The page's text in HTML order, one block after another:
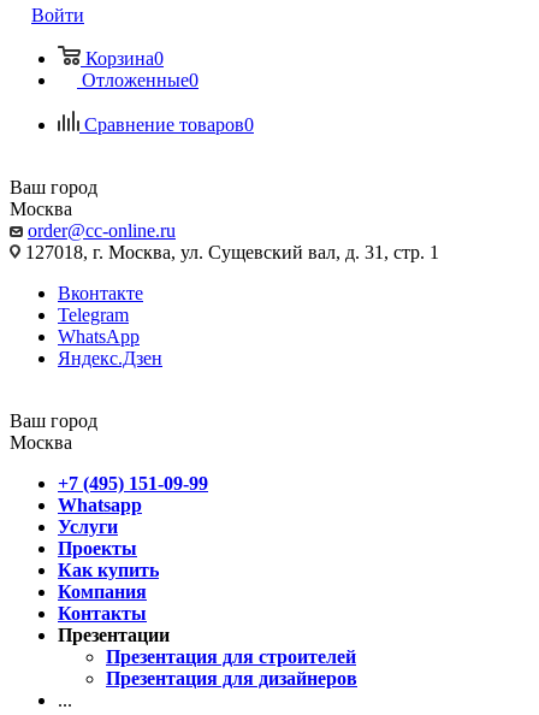
Войти
Корзина0
Отложенные0
Сравнение товаров0
Ваш город
Москва
order@cc-online.ru
127018, г. Москва, ул. Сущевский вал, д. 31, стр. 1
Вконтакте
Telegram
WhatsApp
Яндекс.Дзен
Ваш город
Москва
+7 (495) 151-09-99
Whatsapp
Услуги
Проекты
Как купить
Компания
Контакты
Презентации
Презентация для строителей
Презентация для дизайнеров
...